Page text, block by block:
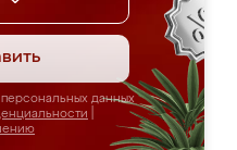
данных